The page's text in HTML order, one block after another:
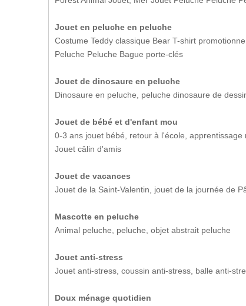
Jouet en peluche en peluche
Costume Teddy classique Bear T-shirt
Peluche Peluche Bague porte-clés
Jouet de dinosaure en peluche
Dinosaure en peluche, peluche dinosaure de
Jouet de bébé et d'enfant mou
0-3 ans jouet bébé, retour à l'école,
Jouet câlin d'amis
Jouet de vacances
Jouet de la Saint-Valentin, jouet de la journée de
Mascotte en peluche
Animal peluche, peluche, objet abstrait peluche
Jouet anti-stress
Jouet anti-stress, coussin anti-stress, balle anti-
Doux ménage quotidien